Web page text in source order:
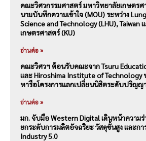
คณะวิศวกรรมศาสตร์ มหาวิทยาลัยเกษตรศ
นามบันทึกความเข้าใจ (MOU) ระหว่าง
Science and Technology (LHU), Taiwan
เกษตรศาสตร์ (KU)
อ่านต่อ »
คณะวิศวฯ ต้อนรับคณะจาก Tsuru
และ Hiroshima Institute of Technology
หารือโครงการแลกเปลี่ยนนิสิตระดับปริญญ
อ่านต่อ »
มก. จับมือ Western Digital เดินหน้าความ
ยกระดับการผลิตอัจฉริยะ วัสดุขั้นสูง และก
Industry 5.0